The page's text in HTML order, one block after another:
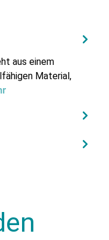
aus einem
Material,